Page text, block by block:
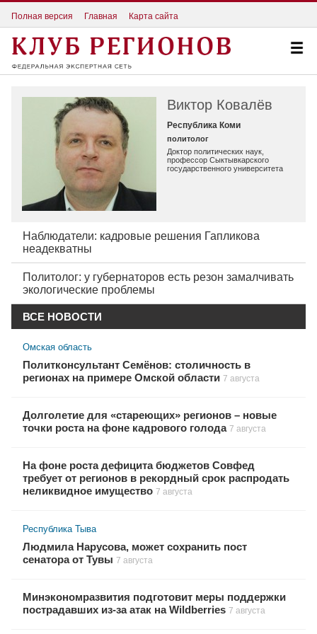
Полная версия Главная Карта сайта
Виктор Ковалёв
Республика Коми
политолог
Доктор политических наук,
профессор Сыктывкарского
государственного университета
Наблюдатели: кадровые решения Гапликова
неадекватны
Политолог: у губернаторов есть резон замалчивать
экологические проблемы
ВСЕ НОВОСТИ
Омская область
Политконсультант Семёнов: столичность в
регионах на примере Омской области 7 августа
Долголетие для «стареющих» регионов – новые
точки роста на фоне кадрового голода 7 августа
На фоне роста дефицита бюджетов Совфед
требует от регионов в рекордный срок распродать
неликвидное имущество 7 августа
Республика Тыва
Людмила Нарусова, может сохранить пост
сенатора от Тувы 7 августа
Минэкономразвития подготовит меры поддержки
пострадавших из-за атак на Wildberries 7 августа